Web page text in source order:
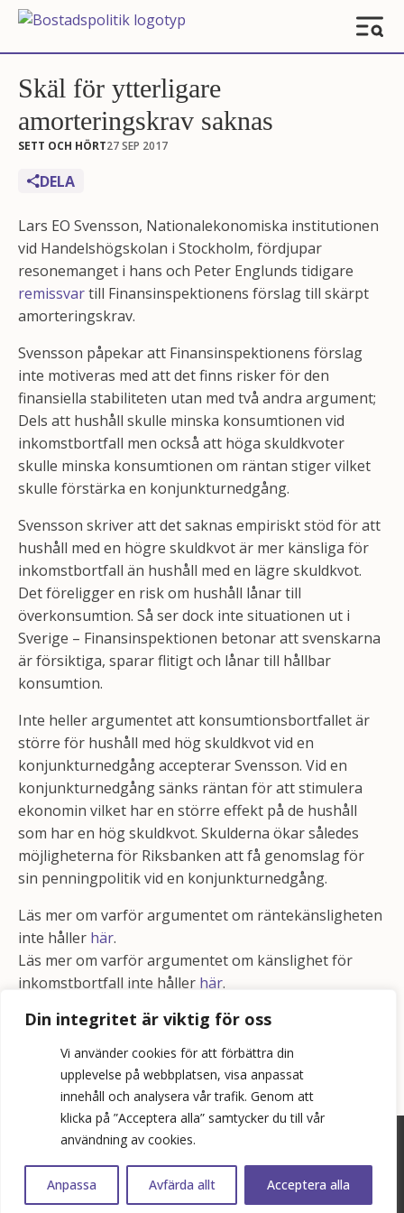
Din integritet är viktig för oss
Vi använder cookies för att förbättra din
upplevelse på webbplatsen, visa anpassat
innehåll och analysera vår trafik. Genom att
klicka på ”Acceptera alla” samtycker du till vår
användning av cookies.
Anpassa Avfärda allt Acceptera alla
Skäl för ytterligare
amorteringskrav saknas
SETT OCH HÖRT27 SEP 2017
DELA
Lars EO Svensson, Nationalekonomiska institutionen
vid Handelshögskolan i Stockholm, fördjupar
resonemanget i hans och Peter Englunds tidigare
remissvartill Finansinspektionens förslag till skärpt
amorteringskrav.
Svensson påpekar att Finansinspektionens förslag
inte motiveras med att det finns risker för den
finansiella stabiliteten utan med två andra argument;
Dels att hushåll skulle minska konsumtionen vid
inkomstbortfall men också att höga skuldkvoter
skulle minska konsumtionen om räntan stiger vilket
skulle förstärka en konjunkturnedgång.
Svensson skriver att det saknas empiriskt stöd för att
hushåll med en högre skuldkvot är mer känsliga för
inkomstbortfall än hushåll med en lägre skuldkvot.
Det föreligger en risk om hushåll lånar till
överkonsumtion. Så ser dock inte situationen ut i
Sverige – Finansinspektionen betonar att svenskarna
är försiktiga, sparar flitigt och lånar till hållbar
konsumtion.
Inte heller argumentet att konsumtionsbortfallet är
större för hushåll med hög skuldkvot vid en
konjunkturnedgång accepterar Svensson. Vid en
konjunkturnedgång sänks räntan för att stimulera
ekonomin vilket har en större effekt på de hushåll
som har en hög skuldkvot. Skulderna ökar således
möjligheterna för Riksbanken att få genomslag för
sin penningpolitik vid en konjunkturnedgång.
Läs mer om varför argumentet om räntekänsligheten
inte håller här.
Läs mer om varför argumentet om känslighet för
inkomstbortfall inte håller här.
©2026
info@bostadspolitik.se
0704-57 90 06